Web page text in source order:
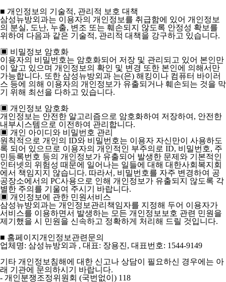
■ 개인정보의 기술적, 관리적 보호 대책
삼성뉴방외과는 이용자의 개인정보를 취급함에 있어 개인정보
의 분실, 도난, 누출, 변조 또는 훼손되지 않도록 안정성 확보를
위하여 다음과 같은 기술적, 관리적 대책을 강구하고 있습니다.
▣ 비밀정보 암호화
이용자의 비밀번호는 암호화되어 저장 및 관리되고 있어 본인만
이 알고 있으며 개인정보의 확인 및 변경 또한 본인에 의해서만
가능합니다. 또한 삼성뉴방외과 는(은) 해킹이나 컴퓨터 바이러
스 등에 의해 이용자의 개인정보가 유출되거나 훼손되는 것을 막
기 위해 최선을 다하고 있습니다.
▣ 개인정보 암호화
개인정보는 안전한 알고리즘으로 암호화하여 저장하여, 안전한
내부시스템으로 이전하여 관리합니다.
▣ 개인 아이디와 비밀번호 관리
원칙적으로 개인의 ID와 비밀번호는 이용자 자신만이 사용하도
록 되어 있으므로 이용자의 개인적인 부주의로 ID, 비밀번호, 주
민등록번호 등의 개인정보가 유출되어 발생한 문제와 기본적인
인터넷의 위험성 때문에 일어나는 일들에 대해 대한사회복지회
에서 책임지지 않습니다. 따라서, 비밀번호를 자주 변경하여 공
공장소에서의 PC사용으로 인해 개인정보가 유출되지 않도록 각
별한 주의를 기울여 주시기 바랍니다.
▣ 개인정보에 관한 민원서비스
삼성뉴방외과는 개인정보관리책임자를 지정해 두어 이용자가
서비스를 이용하면서 발생하는 모든 개인정보보호 관련 민원을
제기했을 시 민원을 신속하고 정확하게 처리해 드릴 것입니다.
■ 홈페이지개인정보관련문의
업체명: 삼성뉴방외과 , 대표: 장용진, 대표번호: 1544-9149
기타 개인정보침해에 대한 신고나 상담이 필요하신 경우에는 아
래 기관에 문의하시기 바랍니다.
- 개인분쟁조정위원회 (국번없이) 118